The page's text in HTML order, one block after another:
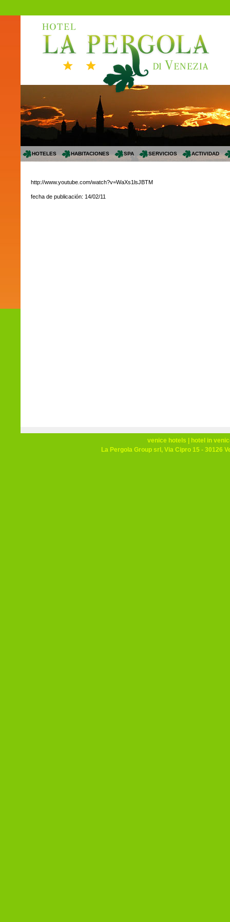
HOTELES HABITACIONES SPA SERVICIOS ACTIVIDAD
http://www.youtube.com/watch?v=WaXs1lsJBTM
fecha de publicación: 14/02/11
venice hotels
hotel in
La Pergola Group srl, Via Cipro 15 - 30126